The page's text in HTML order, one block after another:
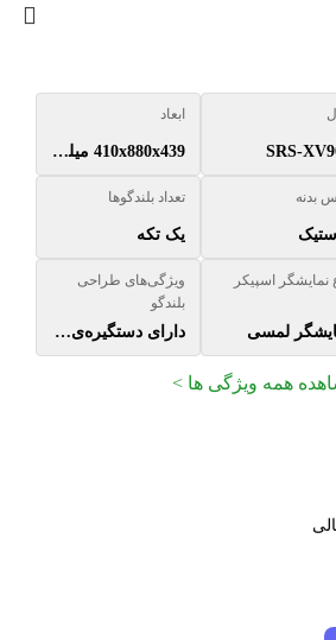
SRS-
ابعاد
410x880x439 میلی‌متر
بدنه تعداد بلندگوها
یک تکه
نمایشگر اسپیکر
لمسی
ویژگی‌های طراحی
بلندگو
دارای دستگیره‌ی ثابت
همه ویژگی ها >